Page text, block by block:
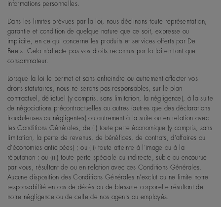
informations personnelles.
Dans les limites prévues par la loi, nous déclinons toute représentation,
garantie et condition de quelque nature que ce soit, expresse ou
implicite, en ce qui concerne les produits et services offerts par De
Beers. Cela n'affecte pas vos droits reconnus par la loi en tant que
consommateur.
Lorsque la loi le permet et sans enfreindre ou autrement affecter vos
droits statutaires, nous ne serons pas responsables, sur le plan
contractuel, délictuel (y compris, sans limitation, la négligence), à la suite
de négociations précontractuelles ou autres (autres que des déclarations
frauduleuses ou négligentes) ou autrement à la suite ou en relation avec
les Conditions Générales, de (i) toute perte économique (y compris, sans
limitation, la perte de revenus, de bénéfices, de contrats, d'affaires ou
d'économies anticipées) ; ou (ii) toute atteinte à l’image ou à la
réputation ; ou (iii) toute perte spéciale ou indirecte, subie ou encourue
par vous, résultant de ou en relation avec ces Conditions Générales.
Aucune disposition des Conditions Générales n'exclut ou ne limite notre
responsabilité en cas de décès ou de blessure corporelle résultant de
notre négligence ou de celle de nos agents ou employés.